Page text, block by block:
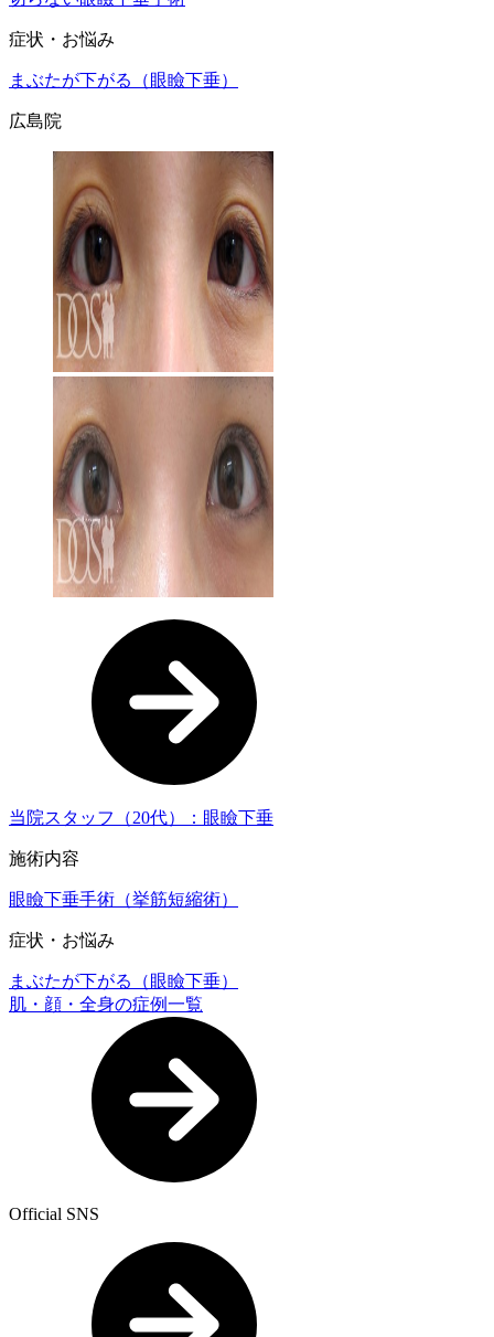
症状・お悩み
まぶたが下がる（眼瞼下垂）
広島院
当院スタッフ（20代）：眼瞼下垂
施術内容
眼瞼下垂手術（挙筋短縮術）
症状・お悩み
まぶたが下がる（眼瞼下垂）
肌・顔・全身の症例一覧
Official SNS